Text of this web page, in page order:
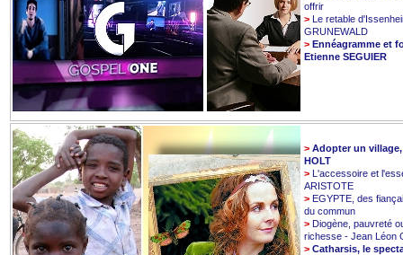
offrir
> Le retable
GRUNEWALD
> Ennéagramme et
Etienne SEGUIER
> Adopter un
HOLT
> L'accessoire et
ARISTOTE
> EGYPTE, des
du commun
> Diogène, pauvreté
richesse - Jean Léon
> Catharsis, le